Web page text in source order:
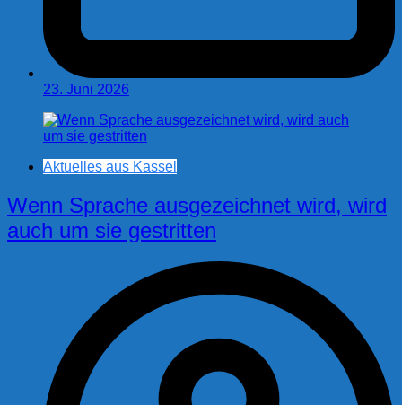
23. Juni 2026
Aktuelles aus Kassel
Wenn Sprache ausgezeichnet wird, wird
auch um sie gestritten